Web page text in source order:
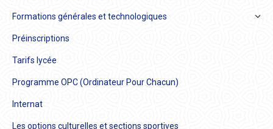
Formations générales et technologiques
Préinscriptions
Tarifs lycée
Programme OPC (Ordinateur Pour Chacun)
Internat
Les options culturelles et sections sportives